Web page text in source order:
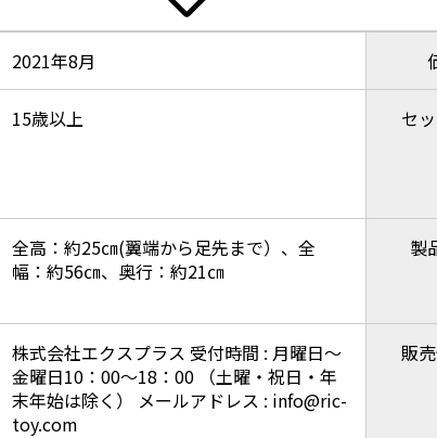
2021年8月
15歳以上 セ
全高：約25㎝(翼端から足先まで）、全
幅：約56㎝、奥行：約21㎝
製
株式会社エクスプラス 受付時間 : 月曜日～
金曜日10：00～18：00 （土曜・祝日・年
末年始は除く） メールアドレス : info@ric-
toy.com
販